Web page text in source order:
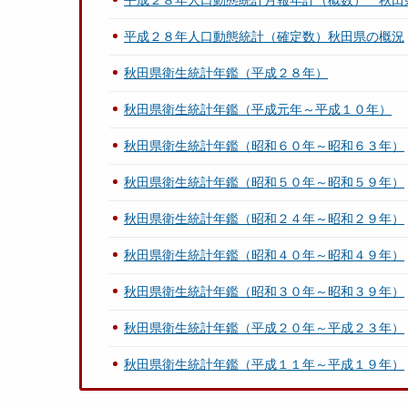
平成２８年人口動態統計（確定数）秋田県の概況
秋田県衛生統計年鑑（平成２８年）
秋田県衛生統計年鑑（平成元年～平成１０年）
秋田県衛生統計年鑑（昭和６０年～昭和６３年）
秋田県衛生統計年鑑（昭和５０年～昭和５９年）
秋田県衛生統計年鑑（昭和２４年～昭和２９年）
秋田県衛生統計年鑑（昭和４０年～昭和４９年）
秋田県衛生統計年鑑（昭和３０年～昭和３９年）
秋田県衛生統計年鑑（平成２０年～平成２３年）
秋田県衛生統計年鑑（平成１１年～平成１９年）